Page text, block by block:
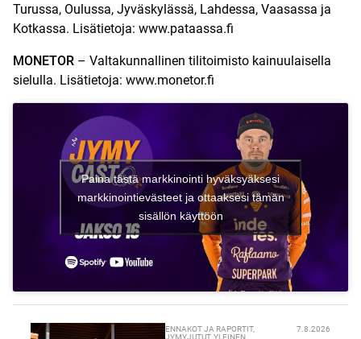
Turussa, Oulussa, Jyväskylässä, Lahdessa, Vaasassa ja
Kotkassa. Lisätietoja: ⁠⁠ www.pataassa.fi ⁠
MONETOR – Valtakunnallinen tilitoimisto kainuulaisella
sielulla. Lisätietoja: ⁠⁠ www.monetor.fi
Paina tästä markkinointi hyväksyäksesi
markkinointievästeet ja ottaaksesi tämän
sisällön käyttöön
ENNAKOT JA RAPORTIT,
JYMYJUTUT,YLEINEN
7.8.2026